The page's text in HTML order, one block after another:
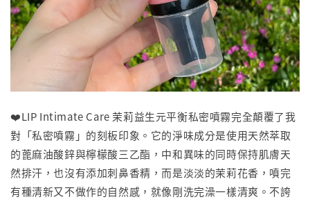
❤️LIP Intimate Care 茉莉益生元平衡私密噴霧完全顛覆了我
對「私密噴霧」的刻板印象。它的淨味成分是使用天然萃取
的蓖麻油酸鋅與檸檬酸三乙酯，中和異味的同時保持肌膚天
然排汗，也沒有添加刺鼻香精，而是淡淡的茉莉花香，噴完
有種清新又不做作的自然感，就像剛洗完澡一樣清爽。不誇